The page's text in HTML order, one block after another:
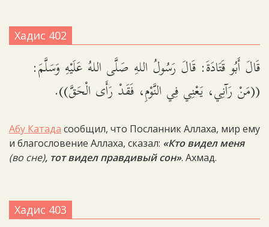
Хадис 402
قَالَ أَبُو قَتَادَةَ: قَالَ رَسُولُ اللهِ صَلَّى اللهُ عَلَيْهِ وَسَلَّمَ:
((مَنْ رَآنِي، يَعْنِي فِي النَّوْمِ، فَقَدْ رَأَى الْحَقَّ)).
Абу Катада сообщил, что Посланник Аллаха, мир ему
и благословение Аллаха, сказал: «Кто видел меня
(во сне), тот видел правдивый сон». Ахмад.
Хадис 403